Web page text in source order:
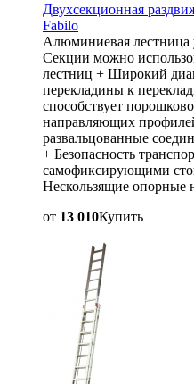
Двухсекционная
Fabilo
Алюминиевая лестница
Секции можно
лестниц + Широкий
перекладины к
способствует
направляющих
развальцованные
+ Безопасность
самофиксирующими
Нескользящие опорные
от 13 010Купить